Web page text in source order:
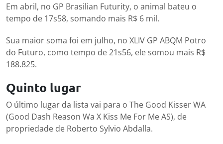
Em abril, no GP Brasilian Futurity, o animal bateu o
tempo de 17s58, somando mais R$ 6 mil.
Sua maior soma foi em julho, no XLIV GP ABQM Potro
do Futuro, como tempo de 21s56, ele somou mais R$
188.825.
Quinto lugar
O último lugar da lista vai para o The Good Kisser WA
(Good Dash Reason Wa X Kiss Me For Me AS), de
propriedade de Roberto Sylvio Abdalla.